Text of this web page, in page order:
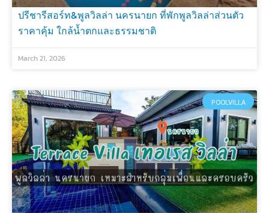
ปรีชารีสอร์ท&พูลวิลล่า นครนายก ที่พักพูลวิลล่าส่วนตัว
ราคาคุ้ม ใกล้น้ำตกและธรรมชาติ
March 21, 2026
POOLVILLA